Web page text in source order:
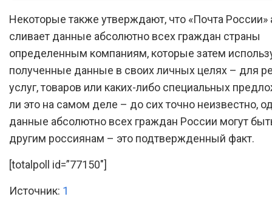
Некоторые также утверждают, что «Почта России»
сливает данные абсолютно всех граждан страны
определенным компаниям, которые затем
полученные данные в своих личных целях – для
услуг, товаров или каких-либо специальных
ли это на самом деле – до сих точно неизвестно,
данные абсолютно всех граждан России могут
другим россиянам – это подтвержденный факт.
[totalpoll id=”77150″]
Источник: 1